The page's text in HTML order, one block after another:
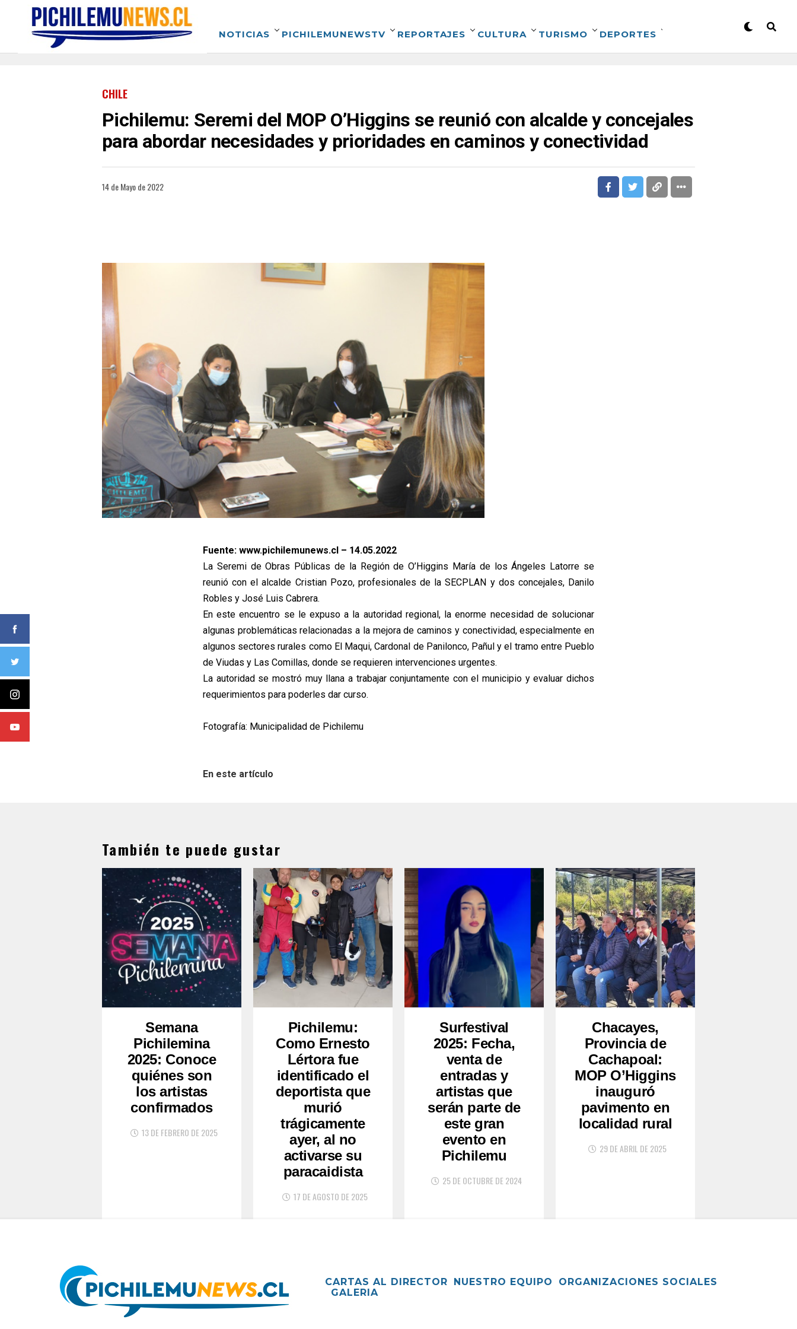
NOTICIAS PICHILEMUNEWSTV REPORTAJES CULTURA TURISMO DEPORTES
CHILE
Pichilemu: Seremi del MOP O’Higgins se reunió con alcalde y concejales
para abordar necesidades y prioridades en caminos y conectividad
14 de Mayo de 2022
Fuente: www.pichilemunews.cl – 14.05.2022
La Seremi de Obras Públicas de la Región de O’Higgins María de los Ángeles Latorre se
reunió con el alcalde Cristian Pozo, profesionales de la SECPLAN y dos concejales, Danilo
Robles y José Luis Cabrera.
En este encuentro se le expuso a la autoridad regional, la enorme necesidad de solucionar
algunas problemáticas relacionadas a la mejora de caminos y conectividad, especialmente en
algunos sectores rurales como El Maqui, Cardonal de Panilonco, Pañul y el tramo entre Pueblo
de Viudas y Las Comillas, donde se requieren intervenciones urgentes.
La autoridad se mostró muy llana a trabajar conjuntamente con el municipio y evaluar dichos
requerimientos para poderles dar curso.
Fotografía: Municipalidad de Pichilemu
En este artículo
También te puede gustar
Semana
Pichilemina
2025: Conoce
quiénes son
los artistas
confirmados
13 DE FEBRERO DE 2025
Pichilemu:
Como Ernesto
Lértora fue
identificado el
deportista que
murió
trágicamente
ayer, al no
activarse su
paracaidista
17 DE AGOSTO DE 2025
Surfestival
2025: Fecha,
venta de
entradas y
artistas que
serán parte de
este gran
evento en
Pichilemu
25 DE OCTUBRE DE 2024
Chacayes,
Provincia de
Cachapoal:
MOP O’Higgins
inauguró
pavimento en
localidad rural
29 DE ABRIL DE 2025
CARTAS AL DIRECTOR NUESTRO EQUIPO
ORGANIZACIONES SOCIALES
GALERIA